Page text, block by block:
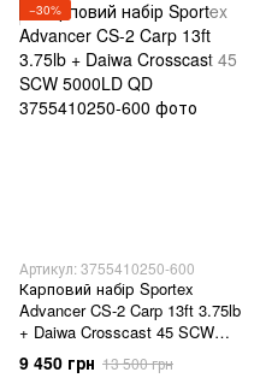
−30%
Артикул: 3755410250-600
Карповий набір Sportex
Advancer CS-2 Carp 13ft 3.75lb
+ Daiwa Crosscast 45 SCW
5000LD QD
9 450 грн 13 500 грн